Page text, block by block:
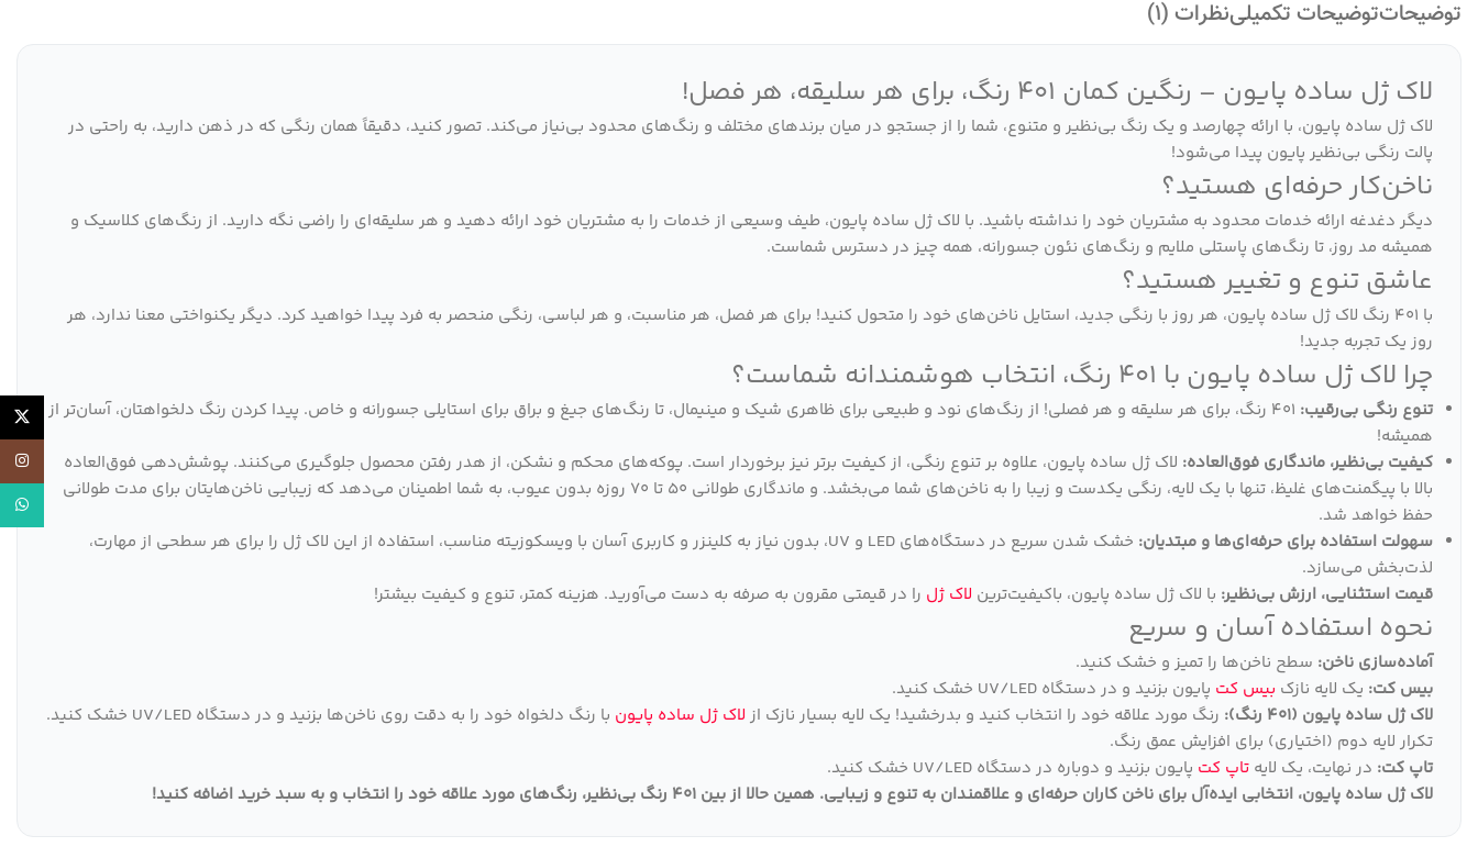
توضیحاتتوضیحات تکمیلینظرات (1)
لاک ژل ساده پایون – رنگین کمان 401 رنگ، برای هر سلیقه، هر فصل!
لاک ژل ساده پایون، با ارائه چهارصد و یک رنگ بی‌نظیر و متنوع، شما را از جستجو در میان برندهای مختلف و رنگ‌های محدود بی‌نیاز می‌کند. تصور کنید، دقیقاً همان رنگی که در ذهن دارید، به راحتی در
پالت رنگی بی‌نظیر پایون پیدا می‌شود!
ناخن‌کار حرفه‌ای هستید؟
دیگر دغدغه ارائه خدمات محدود به مشتریان خود را نداشته باشید. با لاک ژل ساده پایون، طیف وسیعی از خدمات را به مشتریان خود ارائه دهید و هر سلیقه‌ای را راضی نگه دارید. از رنگ‌های کلاسیک و
همیشه مد روز، تا رنگ‌های پاستلی ملایم و رنگ‌های نئون جسورانه، همه چیز در دسترس شماست.
عاشق تنوع و تغییر هستید؟
با 401 رنگ لاک ژل ساده پایون، هر روز با رنگی جدید، استایل ناخن‌های خود را متحول کنید! برای هر فصل، هر مناسبت، و هر لباسی، رنگی منحصر به فرد پیدا خواهید کرد. دیگر یکنواختی معنا ندارد، هر
روز یک تجربه جدید!
چرا لاک ژل ساده پایون با 401 رنگ، انتخاب هوشمندانه شماست؟
تنوع رنگی بی‌رقیب:
401 رنگ، برای هر سلیقه و هر فصلی! از رنگ‌های نود و طبیعی برای ظاهری شیک و مینیمال، تا رنگ‌های جیغ و براق برای استایلی جسورانه و خاص. پیدا کردن رنگ دلخواهتان، آسان‌تر از
همیشه!
کیفیت بی‌نظیر، ماندگاری فوق‌العاده: لاک ژل ساده پایون، علاوه بر تنوع رنگی، از کیفیت برتر نیز برخوردار است. پوکه‌های محکم و نشکن، از هدر رفتن محصول جلوگیری می‌کنند. پوشش‌دهی فوق‌العاده
بالا با پیگمنت‌های غلیظ، تنها با یک لایه، رنگی یکدست و زیبا را به ناخن‌های شما می‌بخشد. و ماندگاری طولانی 50 تا 70 روزه بدون عیوب، به شما اطمینان می‌دهد که زیبایی ناخن‌هایتان برای مدت طولانی
حفظ خواهد شد.
سهولت استفاده برای حرفه‌ای‌ها و مبتدیان:
خشک شدن سریع در دستگاه‌های LED و UV، بدون نیاز به کلینزر و کاربری آسان با ویسکوزیته مناسب، استفاده از این لاک ژل را برای هر سطحی از مهارت،
لذت‌بخش می‌سازد.
قیمت استثنایی، ارزش بی‌نظیر: با لاک ژل ساده پایون، باکیفیت‌ترین لاک ژل را در قیمتی مقرون به صرفه به دست می‌آورید. هزینه کمتر، تنوع و کیفیت بیشتر!
نحوه استفاده آسان و سریع
آماده‌سازی ناخن: سطح ناخن‌ها را تمیز و خشک کنید.
بیس کت: یک لایه نازک بیس کت پایون بزنید و در دستگاه UV/LED خشک کنید.
لاک ژل ساده پایون (401 رنگ):
رنگ مورد علاقه خود را انتخاب کنید و بدرخشید! یک لایه بسیار نازک از لاک ژل ساده پایون
با رنگ دلخواه خود را به دقت روی ناخن‌ها بزنید و در دستگاه UV/LED خشک کنید.
تکرار لایه دوم (اختیاری) برای افزایش عمق رنگ.
تاپ کت: در نهایت، یک لایه تاپ کت پایون بزنید و دوباره در دستگاه UV/LED خشک کنید.
لاک ژل ساده پایون، انتخابی ایده‌آل برای ناخن کاران حرفه‌ای و علاقمندان به تنوع و زیبایی. همین حالا از بین 401 رنگ بی‌نظیر، رنگ‌های مورد علاقه خود را انتخاب و به سبد خرید اضافه کنید !
واتساپ